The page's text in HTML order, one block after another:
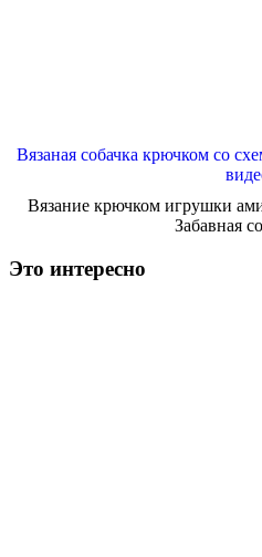
Вязаная собачка крючком со
Вязание крючком игрушки
Забавная
Это интересно